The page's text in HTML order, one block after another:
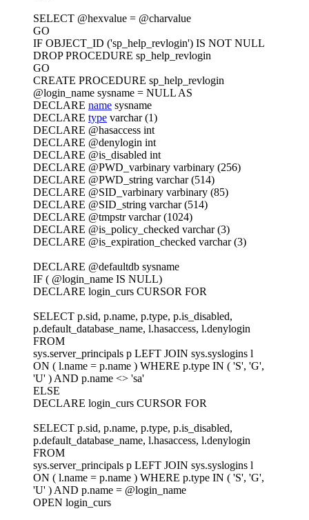
SELECT @hexvalue = @charvalue
GO
IF OBJECT_ID ('sp_help_revlogin') IS NOT NULL
DROP PROCEDURE sp_help_revlogin
GO
CREATE PROCEDURE sp_help_revlogin
@login_name sysname = NULL AS
DECLARE name sysname
DECLARE type varchar (1)
DECLARE @hasaccess int
DECLARE @denylogin int
DECLARE @is_disabled int
DECLARE @PWD_varbinary varbinary (256)
DECLARE @PWD_string varchar (514)
DECLARE @SID_varbinary varbinary (85)
DECLARE @SID_string varchar (514)
DECLARE @tmpstr varchar (1024)
DECLARE @is_policy_checked varchar (3)
DECLARE @is_expiration_checked varchar (3)
DECLARE @defaultdb sysname
IF ( @login_name IS NULL)
DECLARE login_curs CURSOR FOR
SELECT p.sid, p.name, p.type, p.is_disabled,
p.default_database_name, l.hasaccess, l.denylogin
FROM
sys.server_principals p LEFT JOIN sys.syslogins l
ON ( l.name = p.name ) WHERE p.type IN ( 'S', 'G',
'U' ) AND p.name <> 'sa'
ELSE
DECLARE login_curs CURSOR FOR
SELECT p.sid, p.name, p.type, p.is_disabled,
p.default_database_name, l.hasaccess, l.denylogin
FROM
sys.server_principals p LEFT JOIN sys.syslogins l
ON ( l.name = p.name ) WHERE p.type IN ( 'S', 'G',
'U' ) AND p.name = @login_name
OPEN login_curs